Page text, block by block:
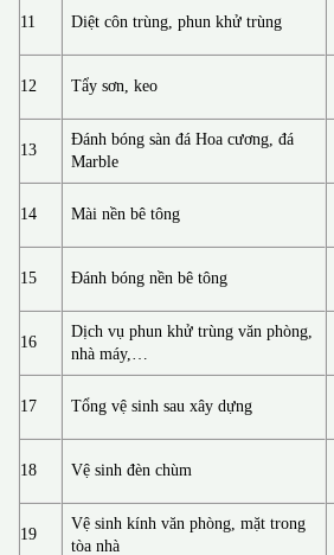
11 Diệt côn trùng, phun khử trùng
12 Tẩy sơn, keo
13
Đánh bóng sàn đá Hoa cương, đá
Marble
14 Mài nền bê tông
15 Đánh bóng nền bê tông
16
Dịch vụ phun khử trùng văn phòng,
nhà máy,…
17 Tổng vệ sinh sau xây dựng
18 Vệ sinh đèn chùm
19
Vệ sinh kính văn phòng, mặt trong
tòa nhà